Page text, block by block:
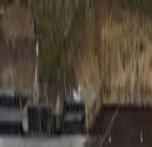
RADIO SOMEȘ
Categorii
EmisiuniPodcastIstoric melodii